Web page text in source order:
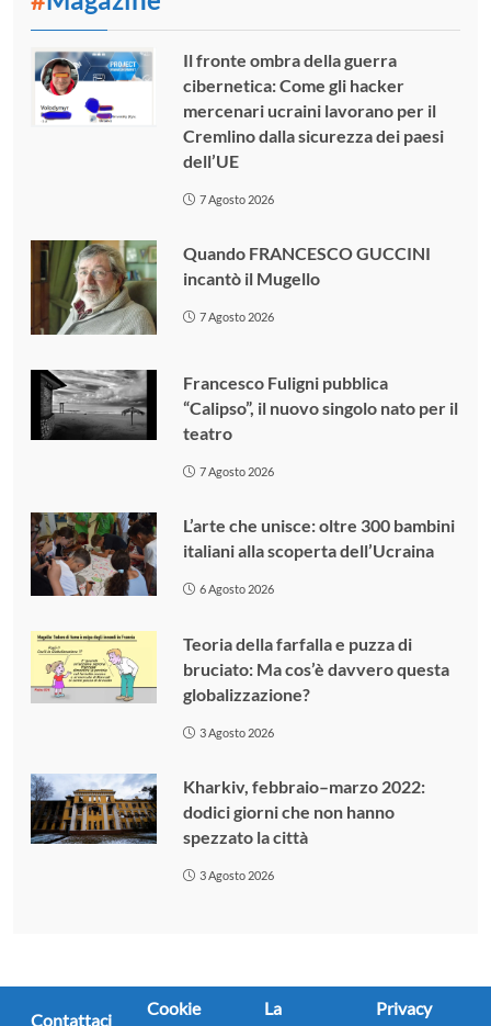
Il fronte ombra della guerra
cibernetica: Come gli hacker
mercenari ucraini lavorano per il
Cremlino dalla sicurezza dei paesi
dell’UE
7 Agosto 2026
Quando FRANCESCO GUCCINI
incantò il Mugello
7 Agosto 2026
Francesco Fuligni pubblica
“Calipso”, il nuovo singolo nato per il
teatro
7 Agosto 2026
L’arte che unisce: oltre 300 bambini
italiani alla scoperta dell’Ucraina
6 Agosto 2026
Teoria della farfalla e puzza di
bruciato: Ma cos’è davvero questa
globalizzazione?
3 Agosto 2026
Kharkiv, febbraio–marzo 2022:
dodici giorni che non hanno
spezzato la città
3 Agosto 2026
Contattaci
Cookie
La
Privacy